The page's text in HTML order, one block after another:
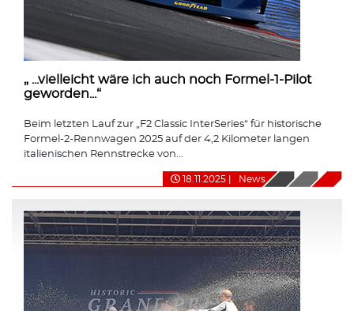
„ ...vielleicht wäre ich auch noch Formel-1-Pilot
geworden...“
Beim letzten Lauf zur „F2 Classic InterSeries“ für historische
Formel-2-Rennwagen 2025 auf der 4,2 Kilometer langen
italienischen Rennstrecke von...
18.11.2025 News